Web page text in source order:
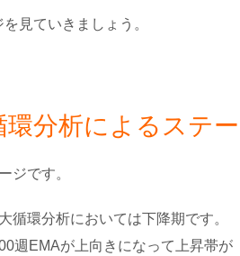
見ていきましょう。
分析によるステー
ジです。
循環分析においては下降期です。
週EMAが上向きになって上昇帯が